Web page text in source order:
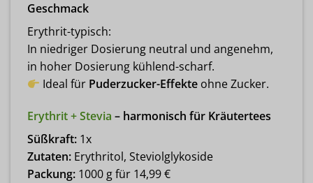
Geschmack
Erythrit-typisch:
In niedriger Dosierung neutral und angenehm,
in hoher Dosierung kühlend-scharf.
Ideal für Puderzucker-Effekte ohne Zucker.
Erythrit + Stevia – harmonisch für Kräutertees
Süßkraft: 1x
Zutaten: Erythritol, Steviolglykoside
Packung: 1000 g für 14,99 €